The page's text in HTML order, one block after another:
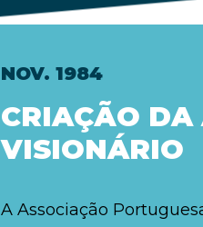
NOV. 1984
CRIAÇÃO DA
VISIONÁRIO
A Associação